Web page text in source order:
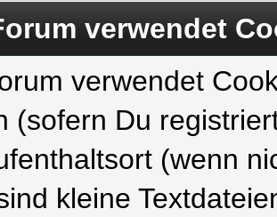
verwendet
verwendet
(sofern Du
(wenn
kleine